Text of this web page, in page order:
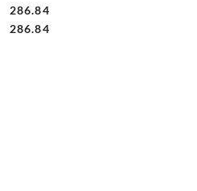
Cena:
286.84
Cena:
286.84